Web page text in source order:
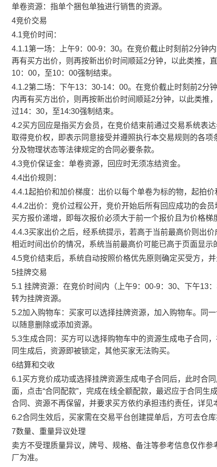
单卷资源：指单个捆包单独进行销售的资源。
4竞价交易
4.1竞价时间：
4.1.1第一场：上午9：00-9：30。在竞价截止时刻前2分钟
再有买方出价，则再按新出价时间顺延2分钟，以此类推，
10：00，至10：00强制结束。
4.1.2第二场：下午13：30-14：00。在竞价截止时刻前2分
内再有买方出价，则再按新出价时间顺延2分钟，以此类推
过14：30，至14:30强制结束。
4.2买方回应是指买方会员，在竞价结束前通过交易系统表
取得竞价权，即表示同意接受并遵照执行本交易规则的各
分及物理状态等法律规定的合同必要条款。
4.3竞价保证金：单卷资源，回应时无须冻结资金。
4.4出价规则：
4.4.1起拍价和加价梯度：出价以每个单卷为标的物，起拍
4.4.2出价：竞价过程公开，竞价开始后所有回应成功的会
买方报价递增，即每次报价必须大于前一个报价且为价格
4.4.3买家出价之后，经系统提示，若高于当前最高价则出
相近时间出价的情况，系统当前最高价可能已高于页面显示
4.5竞价结束后，系统自动按照价格优先原则确定买受方，
5挂牌交易
5.1 挂牌资源：在竞价时间内（上午9：00-9：30、下午13
转为挂牌资源。
5.2加入购物车：买家可以选择挂牌资源，加入购物车。同
以随意删除或添加资源。
5.3生成合同：买方可以选择购物车中的资源生成电子合同
同生成后，资源即被锁定，其他买家无法购买。
6结算和交收
6.1买方竞价成功或选择挂牌资源生成电子合同后，此时合
面，点击“合同配款”，完成在线全额配款，最迟应于合同
合同、资源不再保留，并要求买方依约承担违约责任，详见
6.2合同生效后，买家需在交易平台创建提单后，方可去仓
7数量、重量异议处理
卖方不受理质量异议，牌号、规格、备注等参考信息仅作
厂为准。